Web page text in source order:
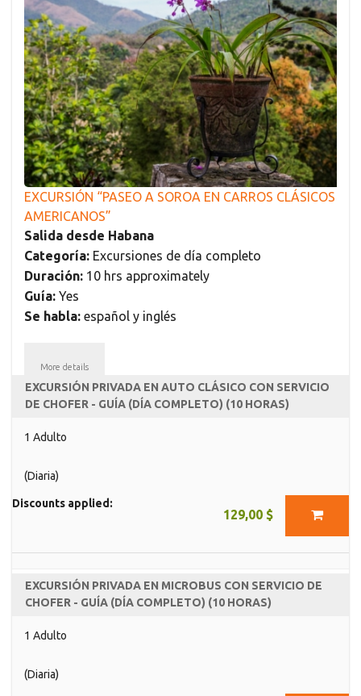
EXCURSIÓN “PASEO A SOROA EN CARROS CLÁSICOS
AMERICANOS”
Salida desde Habana
Categoría: Excursiones de día completo
Duración: 10 hrs approximately
Guía: Yes
Se habla: español y inglés
More details
EXCURSIÓN PRIVADA EN AUTO CLÁSICO CON SERVICIO
DE CHOFER - GUÍA (DÍA COMPLETO) (10 HORAS)
1 Adulto
(Diaria)
129,00 $
Discounts applied:
EXCURSIÓN PRIVADA EN MICROBUS CON SERVICIO DE
CHOFER - GUÍA (DÍA COMPLETO) (10 HORAS)
1 Adulto
(Diaria)